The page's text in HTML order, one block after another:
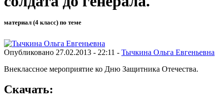
материал (4 класс) по теме
Опубликовано 27.02.2013 - 22:11 - Тычкина Ольга Евгеньевна
Внеклассное мероприятие ко Дню Защитника Отечества.
Скачать: